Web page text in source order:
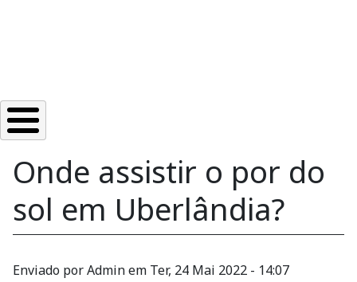
Onde assistir o por do
sol em Uberlândia?
Enviado porAdminem Ter, 24 Mai 2022 - 14:07